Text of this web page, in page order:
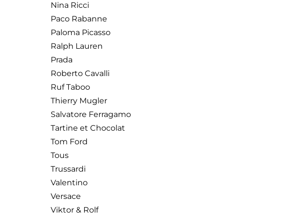
Nina Ricci
Paco Rabanne
Paloma Picasso
Ralph Lauren
Prada
Roberto Cavalli
Ruf Taboo
Thierry Mugler
Salvatore Ferragamo
Tartine et Chocolat
Tom Ford
Tous
Trussardi
Valentino
Versace
Viktor & Rolf